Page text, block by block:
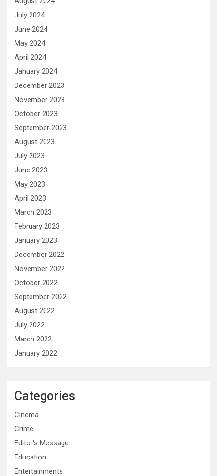
July 2024
June 2024
May 2024
April 2024
January 2024
December 2023
November 2023
October 2023
September 2023
August 2023
July 2023
June 2023
May 2023
April 2023
March 2023
February 2023
January 2023
December 2022
November 2022
October 2022
September 2022
August 2022
July 2022
March 2022
January 2022
Categories
Cinema
Crime
Editor's Message
Education
Entertainments